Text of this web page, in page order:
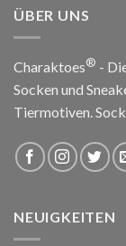
ÜBER UNS
Charaktoes® -
Socken und
Tiermotiven.
NEUIGKEITEN